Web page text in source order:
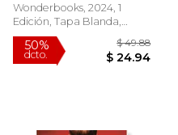
Wonderbooks, 2024, 1
Edición, Tapa Blanda,
Nuevo